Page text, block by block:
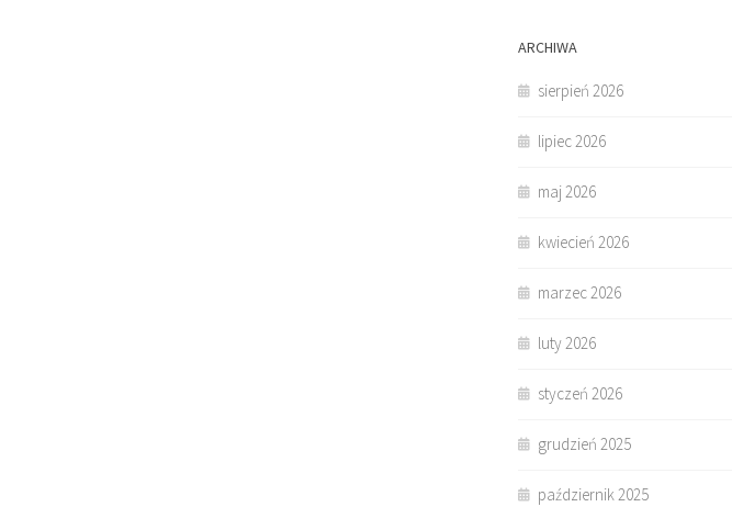
ARCHIWA
sierpień 2026
lipiec 2026
maj 2026
kwiecień 2026
marzec 2026
luty 2026
styczeń 2026
grudzień 2025
październik 2025